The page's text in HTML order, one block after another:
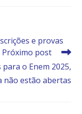
e provas
Próximo post
o Enem 2025,
não estão abertas